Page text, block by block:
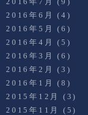
2016年6月
(4)
2016年5月
(6)
2016年4月
(5)
2016年3月
(6)
2016年2月
(3)
2016年1月
(8)
2015年12月
(3)
2015年11月
(5)